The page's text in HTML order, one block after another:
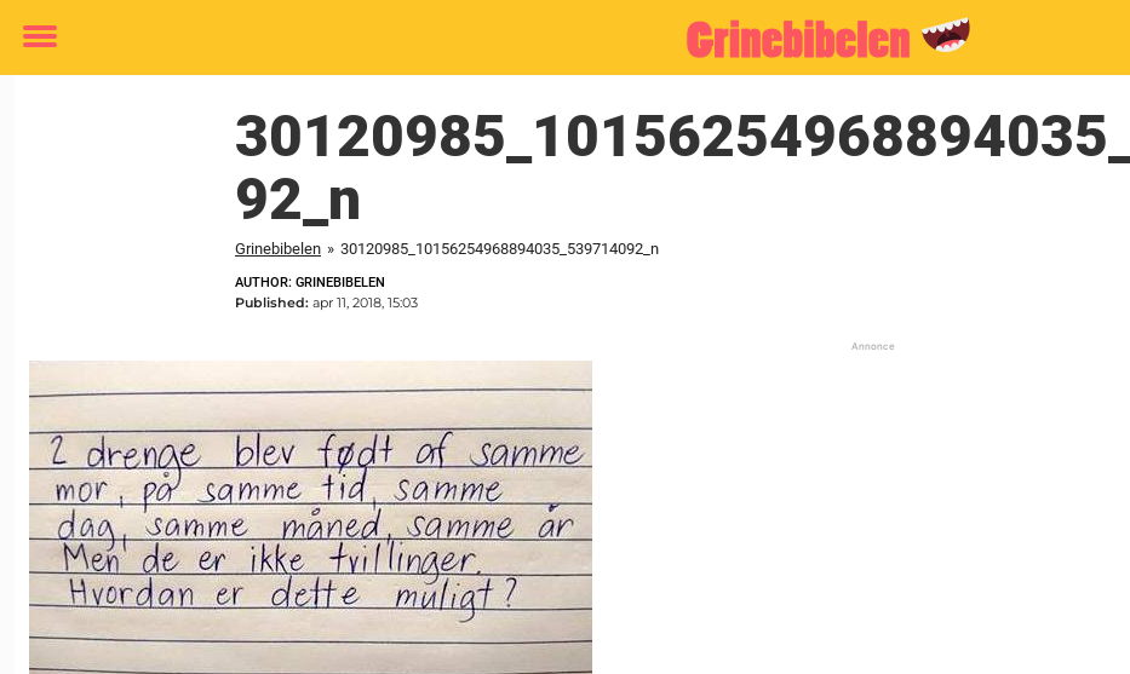
Toggle
92_n
Grinebibelen » 30120985_10156254968894035_539714092_n
AUTHOR: GRINEBIBELEN
Published: apr 11, 2018, 15:03